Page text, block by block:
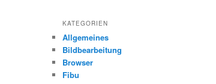
KATEGORIEN
Allgemeines
Bildbearbeitung
Browser
Fibu